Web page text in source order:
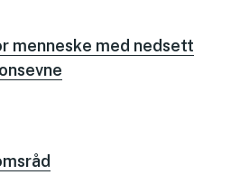
menneske med nedsett